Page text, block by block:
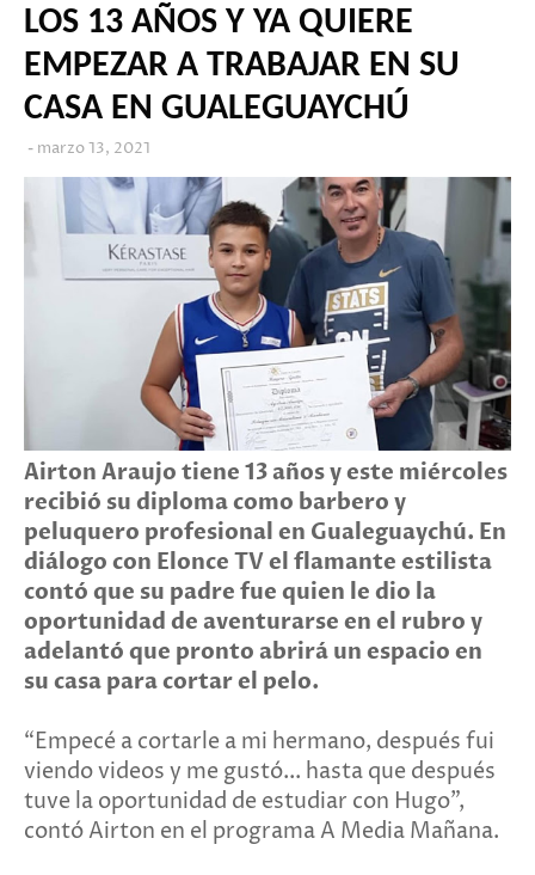
LOS 13 AÑOS Y YA QUIERE
EMPEZAR A TRABAJAR EN SU
CASA EN GUALEGUAYCHÚ
marzo 13, 2021
Airton Araujo tiene 13 años y este miércoles
recibió su diploma como barbero y
peluquero profesional en Gualeguaychú. En
diálogo con Elonce TV el flamante estilista
contó que su padre fue quien le dio la
oportunidad de aventurarse en el rubro y
adelantó que pronto abrirá un espacio en
su casa para cortar el pelo.
“Empecé a cortarle a mi hermano, después fui
viendo videos y me gustó... hasta que después
tuve la oportunidad de estudiar con Hugo”,
contó Airton en el programa A Media Mañana.